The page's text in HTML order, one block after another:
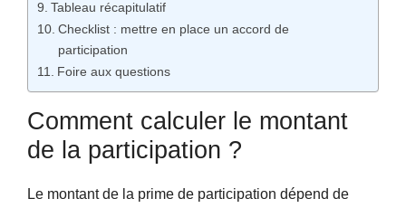
Tableau récapitulatif
Checklist : mettre en place un accord de
participation
Foire aux questions
Comment calculer le montant
de la participation ?
Le montant de la prime de participation dépend de